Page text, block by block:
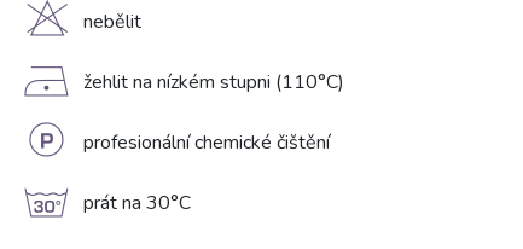
H nebělit
D žehlit na nízkém stupni (110°C)
L profesionální chemické čištění
g prát na 30°C